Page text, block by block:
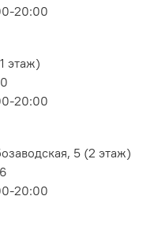
20:00
этаж)
20:00
5 (2 этаж)
20:00